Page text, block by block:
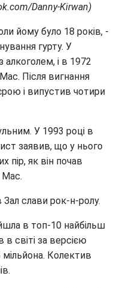
Danny-Kirwan)
йому було 18 років, -
гурту. У
алкоголем, і в 1972
Після вигнання
і випустив чотири
У 1993 році в
заявив, що у нього
пір, як він почав
слави рок-н-ролу.
в топ-10 найбільш
світі за версією
Колектив